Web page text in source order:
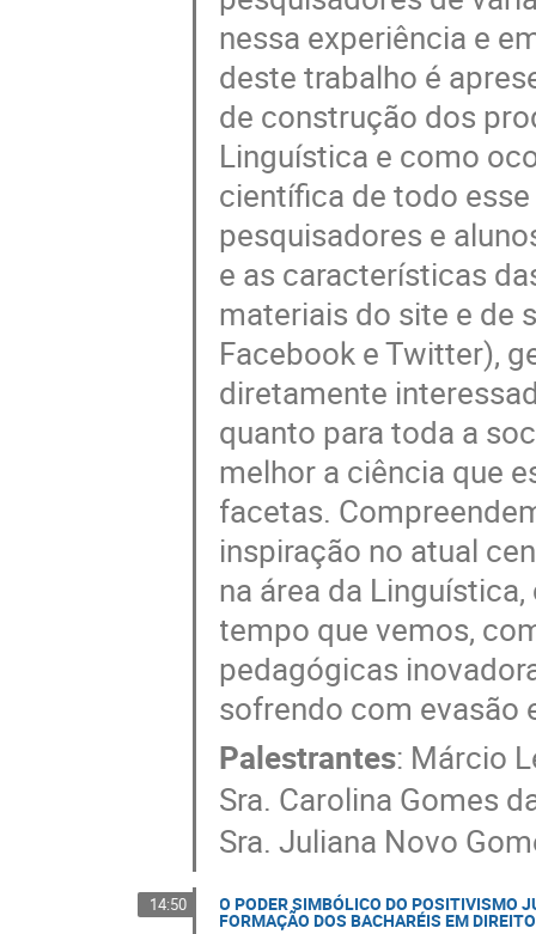
nessa experiência e
deste trabalho é
de construção dos
Linguística e como
científica de todo
pesquisadores e
e as características
materiais do site e de
Facebook e Twitter),
diretamente
quanto para toda a
melhor a ciência que
facetas.
inspiração no atual
na área da
tempo que vemos,
pedagógicas
sofrendo com evasão
Palestrantes: Márcio
Sra. Carolina Gomes
Sra. Juliana Novo
14:50 O PODER SIMBÓLICO DO POSITIVISMO
FORMAÇÃO DOS BACHARÉIS EM DIREITO